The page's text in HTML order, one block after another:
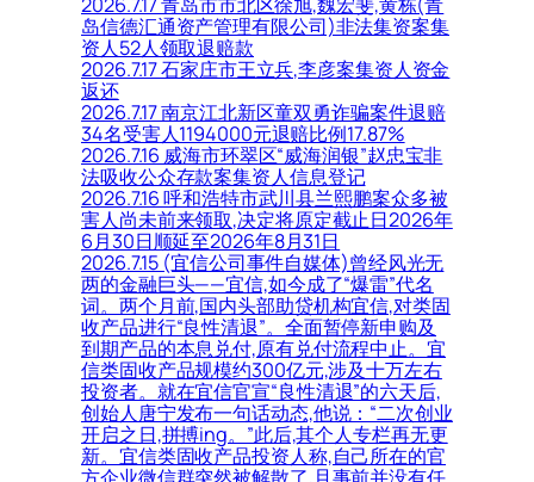
岛信德汇通资产管理有限公司)非法集资案集
资人52人领取退赔款
2026.7.17 石家庄市王立兵,李彦案集资人资金
返还
2026.7.17 南京江北新区童双勇诈骗案件退赔
34名受害人1194000元退赔比例17.87%
2026.7.16 威海市环翠区“威海润银”赵忠宝非
法吸收公众存款案集资人信息登记
2026.7.16 呼和浩特市武川县兰熙鹏案众多被
害人尚未前来领取,决定将原定截止日2026年
6月30日顺延至2026年8月31日
2026.7.15 (宜信公司事件自媒体)曾经风光无
两的金融巨头——宜信,如今成了“爆雷”代名
词。两个月前,国内头部助贷机构宜信,对类固
收产品进行“良性清退”。全面暂停新申购及
到期产品的本息兑付,原有兑付流程中止。宜
信类固收产品规模约300亿元,涉及十万左右
投资者。就在宜信官宣“良性清退”的六天后,
创始人唐宁发布一句话动态,他说：“二次创业
开启之日,拼搏ing。”此后,其个人专栏再无更
新。宜信类固收产品投资人称,自己所在的官